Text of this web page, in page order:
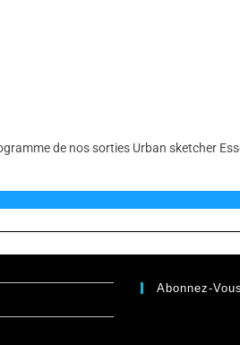
de nos sorties Urban sketcher
Abonnez-